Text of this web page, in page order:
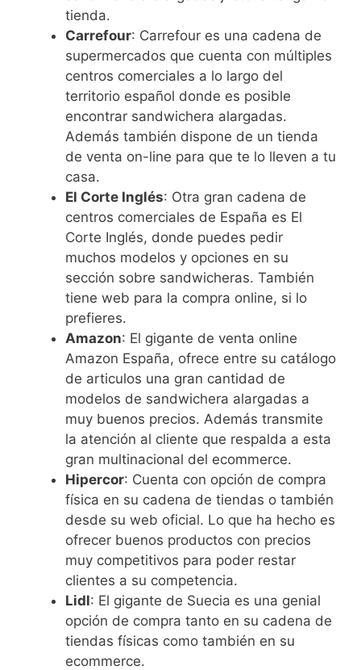
tienda.
Carrefour: Carrefour es una cadena de
supermercados que cuenta con múltiples
centros comerciales a lo largo del
territorio español donde es posible
encontrar sandwichera alargadas.
Además también dispone de un tienda
de venta on-line para que te lo lleven a tu
casa.
El Corte Inglés: Otra gran cadena de
centros comerciales de España es El
Corte Inglés, donde puedes pedir
muchos modelos y opciones en su
sección sobre sandwicheras. También
tiene web para la compra online, si lo
prefieres.
Amazon: El gigante de venta online
Amazon España, ofrece entre su catálogo
de articulos una gran cantidad de
modelos de sandwichera alargadas a
muy buenos precios. Además transmite
la atención al cliente que respalda a esta
gran multinacional del ecommerce.
Hipercor: Cuenta con opción de compra
física en su cadena de tiendas o también
desde su web oficial. Lo que ha hecho es
ofrecer buenos productos con precios
muy competitivos para poder restar
clientes a su competencia.
Lidl: El gigante de Suecia es una genial
opción de compra tanto en su cadena de
tiendas físicas como también en su
ecommerce.